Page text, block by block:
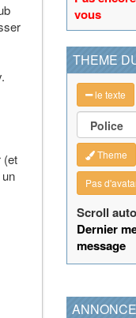
(et
vous
THEME
le texte
Theme
Pas
Scroll
Dernier
message